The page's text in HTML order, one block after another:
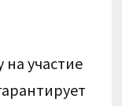
на участие